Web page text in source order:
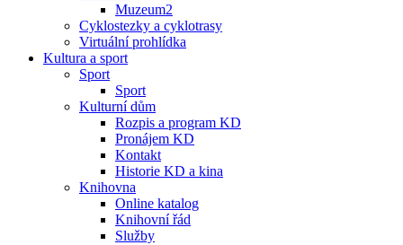
Muzeum2
Cyklostezky a cyklotrasy
Virtuální prohlídka
Kultura a sport
Sport
Sport
Kulturní dům
Rozpis a program KD
Pronájem KD
Kontakt
Historie KD a kina
Knihovna
Online katalog
Knihovní řád
Služby